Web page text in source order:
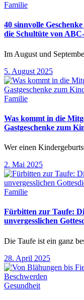
Familie
40 sinnvolle
die Schultüte von
Im August und
5. August 2025
Familie
Was kommt in die
Gastgeschenke zum
Wer einen
2. Mai 2025
Familie
Fürbitten zur Taufe:
unvergesslichen
Die Taufe ist ein ganz
28. April 2025
Gesundheit